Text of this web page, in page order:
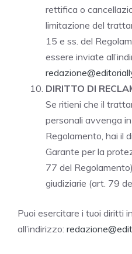
rettifica o
limitazione del
15 e ss. del
essere inviate
DIRITTO DI
Se ritieni che il
personali avvenga
Regolamento, hai il
Garante per la
77 del
giudiziarie (art. 79
Puoi esercitare i tuoi diritti
all’indirizzo: